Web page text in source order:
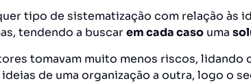
tipo de sistematização com relação às
tendendo a buscarem cada caso uma
tomavam muito menos riscos, lidando
de uma organização a outra, logo o